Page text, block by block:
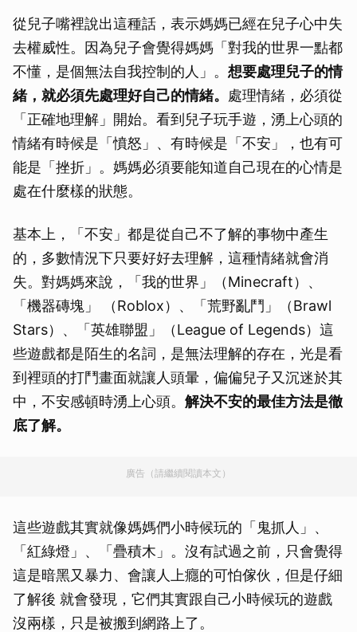
從兒子嘴裡說出這種話，表示媽媽已經在兒子心中失
去權威性。因為兒子會覺得媽媽「對我的世界一點都
不懂，是個無法自我控制的人」。 想要處理兒子的情
緒，就必須先處理好自己的情緒。 處理情緒，必須從
「正確地理解」開始。看到兒子玩手遊，湧上心頭的
情緒有時候是「憤怒」、有時候是「不安」，也有可
能是「挫折」。媽媽必須要能知道自己現在的心情是
處在什麼樣的狀態。
基本上，「不安」都是從自己不了解的事物中產生
的，多數情況下只要好好去理解，這種情緒就會消
失。對媽媽來說，「我的世界」（Minecraft）、
「機器磚塊」 （Roblox）、「荒野亂鬥」（Brawl
Stars）、「英雄聯盟」（League of Legends）這
些遊戲都是陌生的名詞，是無法理解的存在，光是看
到裡頭的打鬥畫面就讓人頭暈，偏偏兒子又沉迷於其
中，不安感頓時湧上心頭。 解決不安的最佳方法是徹
底了解。
廣告（請繼續閱讀本文）
這些遊戲其實就像媽媽們小時候玩的「鬼抓人」、
「紅綠燈」、「疊積木」。沒有試過之前，只會覺得
這是暗黑又暴力、會讓人上癮的可怕傢伙，但是仔細
了解後 就會發現，它們其實跟自己小時候玩的遊戲
沒兩樣，只是被搬到網路上了。